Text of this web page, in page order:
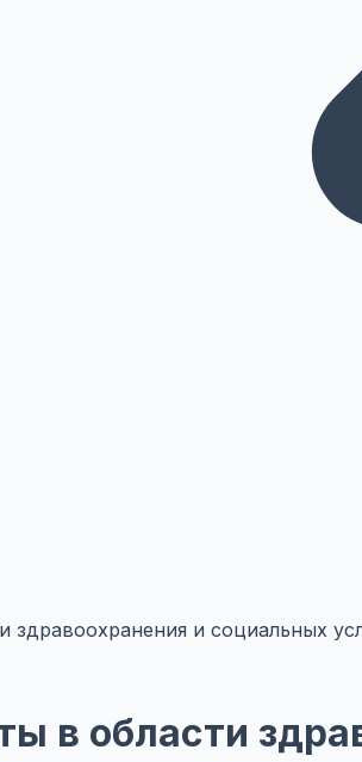
здравоохранения и социальных
в области